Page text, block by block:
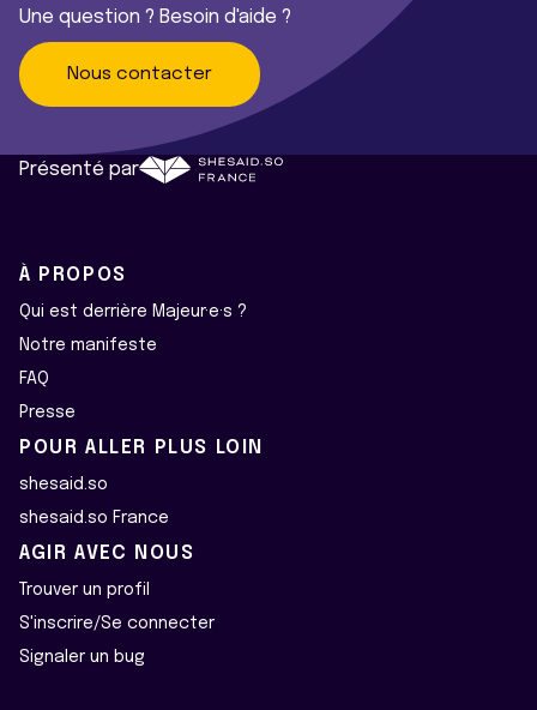
Une question ? Besoin d'aide ?
Nous contacter
Présenté par
À PROPOS
Qui est derrière Majeur·e·s ?
Notre manifeste
FAQ
Presse
POUR ALLER PLUS LOIN
shesaid.so
shesaid.so France
AGIR AVEC NOUS
Trouver un profil
S'inscrire/Se connecter
Signaler un bug